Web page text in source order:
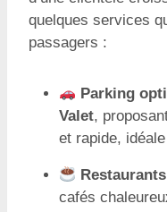
quelques services
passagers :
Parking
Valet,
et rapide,
cafés